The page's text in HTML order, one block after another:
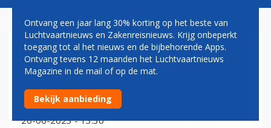
ENTER AIR
Poolse Boeing 737 vliegt door afgesloten luchtruim
Oekraïne
26-06-2023 - 13:30
Ontvang een jaar lang 30% korting op het beste van
Luchtvaartnieuws en Zakenreisnieuws. Krijg onbeperkt
toegang tot al het nieuws en de bijbehorende Apps.
Ontvang tevens 12 maanden het Luchtvaartnieuws
Magazine in de mail of op de mat.
Bekijk aanbieding